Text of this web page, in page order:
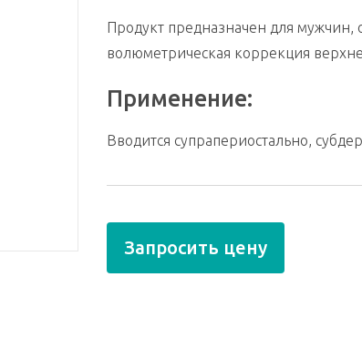
Продукт предназначен для
волюметрическая коррекция
Применение:
Вводится супрапериостально,
Запросить цену